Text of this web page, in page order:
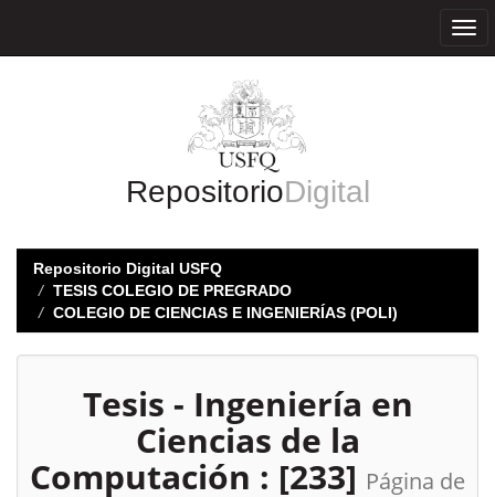
RepositorioDigital
Repositorio Digital USFQ
TESIS COLEGIO DE PREGRADO
COLEGIO DE CIENCIAS E INGENIERÍAS (POLI)
Tesis - Ingeniería en
Ciencias de la
Computación : [233] Página de